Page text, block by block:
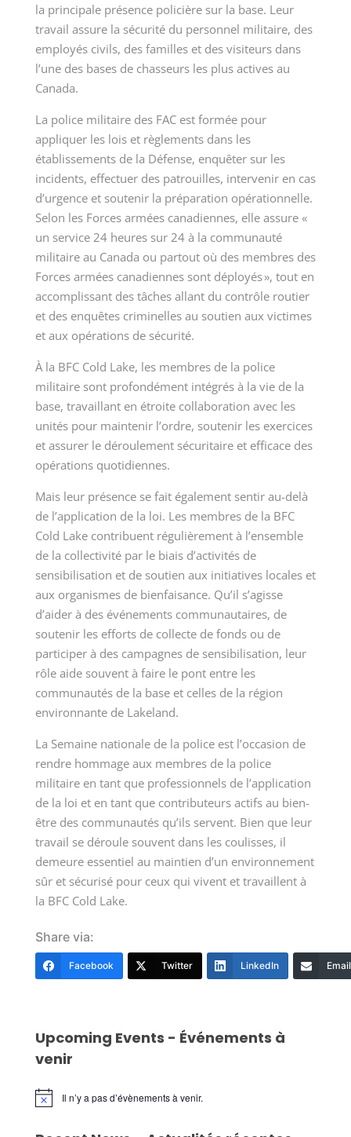
la principale présence policière sur la base. Leur
travail assure la sécurité du personnel militaire, des
employés civils, des familles et des visiteurs dans
l’une des bases de chasseurs les plus actives au
Canada.
La police militaire des FAC est formée pour
appliquer les lois et règlements dans les
établissements de la Défense, enquêter sur les
incidents, effectuer des patrouilles, intervenir en cas
d’urgence et soutenir la préparation opérationnelle.
Selon les Forces armées canadiennes, elle assure «
un service 24 heures sur 24 à la communauté
militaire au Canada ou partout où des membres des
Forces armées canadiennes sont déployés », tout en
accomplissant des tâches allant du contrôle routier
et des enquêtes criminelles au soutien aux victimes
et aux opérations de sécurité.
À la BFC Cold Lake, les membres de la police
militaire sont profondément intégrés à la vie de la
base, travaillant en étroite collaboration avec les
unités pour maintenir l’ordre, soutenir les exercices
et assurer le déroulement sécuritaire et efficace des
opérations quotidiennes.
Mais leur présence se fait également sentir au-delà
de l’application de la loi. Les membres de la BFC
Cold Lake contribuent régulièrement à l’ensemble
de la collectivité par le biais d’activités de
sensibilisation et de soutien aux initiatives locales et
aux organismes de bienfaisance. Qu’il s’agisse
d’aider à des événements communautaires, de
soutenir les efforts de collecte de fonds ou de
participer à des campagnes de sensibilisation, leur
rôle aide souvent à faire le pont entre les
communautés de la base et celles de la région
environnante de Lakeland.
La Semaine nationale de la police est l’occasion de
rendre hommage aux membres de la police
militaire en tant que professionnels de l’application
de la loi et en tant que contributeurs actifs au bien-
être des communautés qu’ils servent. Bien que leur
travail se déroule souvent dans les coulisses, il
demeure essentiel au maintien d’un environnement
sûr et sécurisé pour ceux qui vivent et travaillent à
la BFC Cold Lake.
Share via:
Facebook Twitter LinkedIn Email
Upcoming Events - Événements à
venir
Notice Il n’y a pas d’évènements à venir.